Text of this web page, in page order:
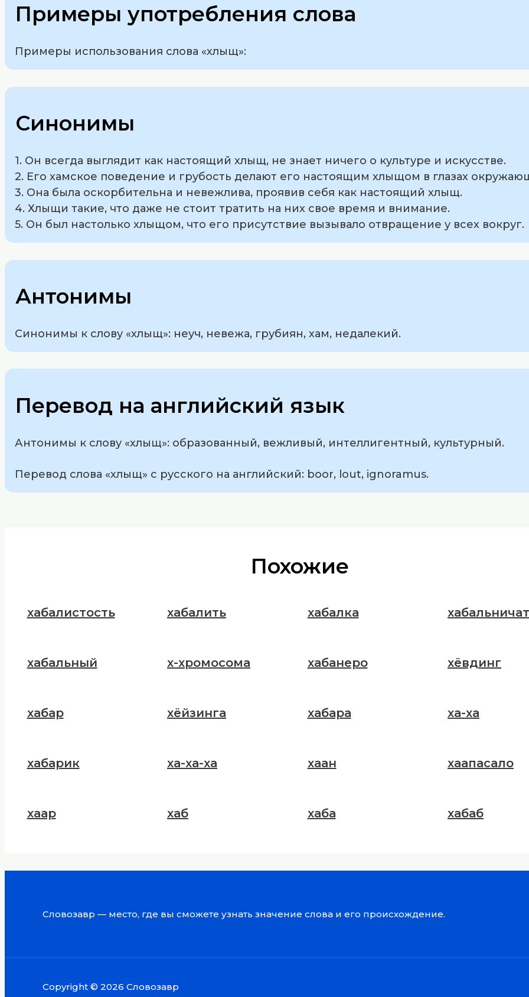
Примеры употребления слова
Примеры использования слова «хлыщ»:
Синонимы
1. Он всегда выглядит как настоящий хлыщ, не знает ничего о культуре и искусстве.
2. Его хамское поведение и грубость делают его настоящим хлыщом в глазах
3. Она была оскорбительна и невежлива, проявив себя как настоящий хлыщ.
4. Хлыщи такие, что даже не стоит тратить на них свое время и внимание.
5. Он был настолько хлыщом, что его присутствие вызывало отвращение у всех вокруг.
Антонимы
Синонимы к слову «хлыщ»: неуч, невежа, грубиян, хам, недалекий.
Перевод на английский язык
Антонимы к слову «хлыщ»: образованный, вежливый, интеллигентный, культурный.
Перевод слова «хлыщ» с русского на английский: boor, lout, ignoramus.
Похожие
хабалистость хабалить хабалка
хабальный х-хромосома хабанеро хёвдинг
хабар хёйзинга хабара ха-ха
хабарик ха-ха-ха хаан хаапасало
хаар хаб хаба хабаб
Словозавр — место, где вы сможете узнать значение слова и его происхождение.
Copyright © 2026 Словозавр